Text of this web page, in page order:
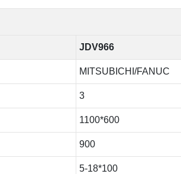
JDV966
MITSUBICHI/FANUC
3
1100*600
900
5-18*100